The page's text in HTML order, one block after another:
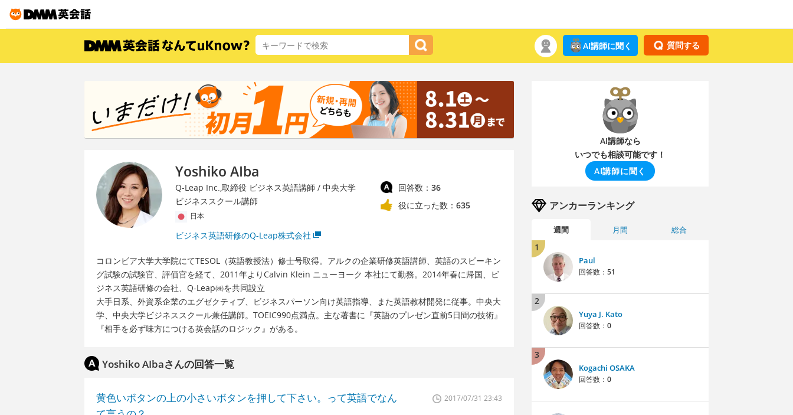
質問する
AI講師に聞く
Yoshiko AIba
Q-Leap Inc.,取締役 ビジネス英語講師 / 中央大学
ビジネススクール講師
日本
ビジネス英語研修のQ-Leap株式会社
回答数： 36
役に立った数： 635
コロンビア大学大学院にてTESOL（英語教授法）修士号取得。アルクの企業研修英語講師、英語のスピーキン
グ試験の試験官、評価官を経て、2011年よりCalvin Klein ニューヨーク 本社にて勤務。2014年春に帰国、ビ
ジネス英語研修の会社、Q-Leap㈱を共同設立
大手日系、外資系企業のエグゼクティブ、ビジネスパーソン向け英語指導、また英語教材開発に従事。中央大
学、中央大学ビジネススクール兼任講師。TOEIC990点満点。主な著書に『英語のプレゼン直前5日間の技術』
『相手を必ず味方につける英会話のロジック』がある。
Yoshiko AIbaさんの回答一覧
黄色いボタンの上の小さいボタンを押して下さい。って英語でなん
2017/07/31 23:43
AI講師なら
いつでも相談可能です！
AI講師に聞く
アンカーランキング
週間 月間 総合
1
Paul
回答数： 51
2
Yuya J. Kato
回答数： 0
3
Kogachi OSAKA
回答数： 0